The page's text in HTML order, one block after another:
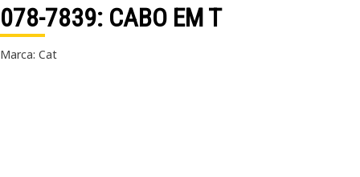
078-7839: CABO EM T
Marca: Cat